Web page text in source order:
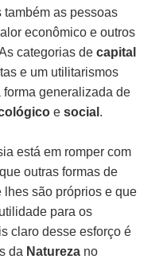
também as pessoas
econômico e outros
categorias decapital
e um utilitarismos
generalizada de
esocial .
está em romper com
outras formas de
lhes são próprios e que
para os
claro desse esforço é
da Natureza no